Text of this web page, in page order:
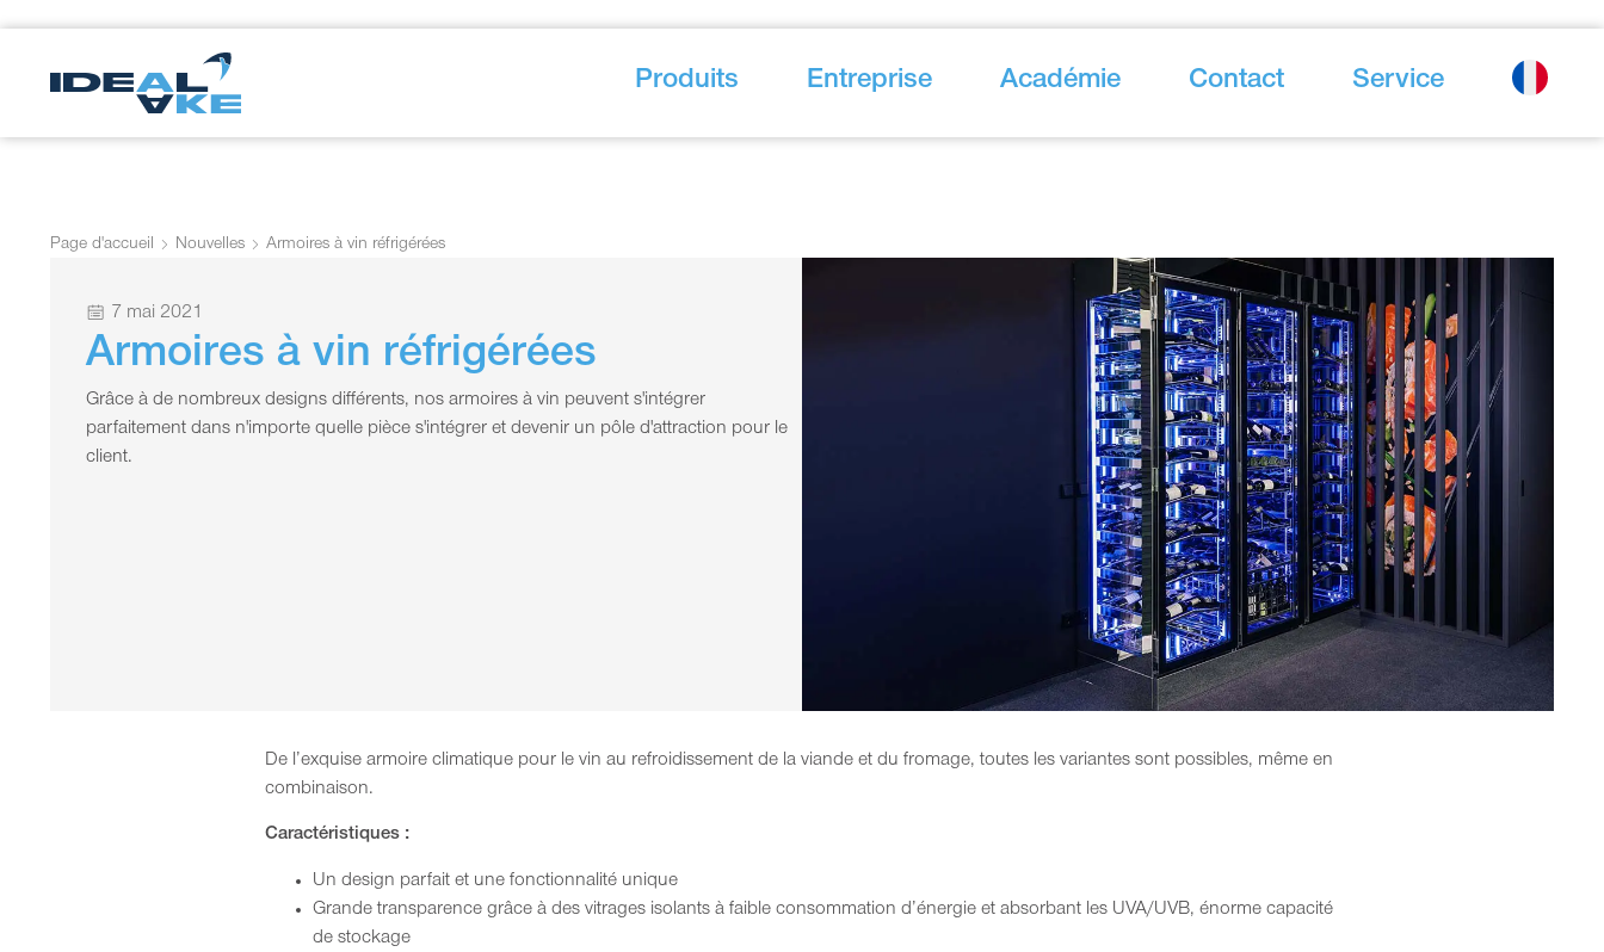
Produits Entreprise Académie Contact Service
Page d'accueil Nouvelles Armoires à vin réfrigérées
7 mai 2021
Armoires à vin réfrigérées
Grâce à de nombreux designs différents, nos armoires à vin peuvent s'intégrer
parfaitement dans n'importe quelle pièce s'intégrer et devenir un pôle d'attraction pour le
client.
De l’exquise armoire climatique pour le vin au refroidissement de la viande et du fromage, toutes les variantes sont possibles, même en
combinaison.
Caractéristiques :
Un design parfait et une fonctionnalité unique
Grande transparence grâce à des vitrages isolants à faible consommation d’énergie et absorbant les UVA/UVB, énorme capacité
de stockage